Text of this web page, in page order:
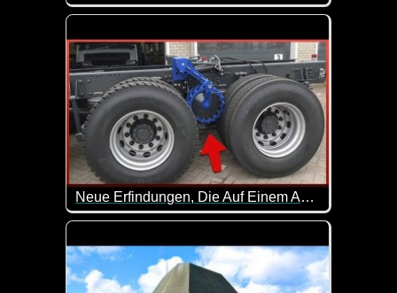
Man lernt einfach nie aus. Du hast dich sicher
Neue Erfindungen, Die Auf Einem Anderen Level Sind - 43
Einfach mal zurücklehnen und interessiert